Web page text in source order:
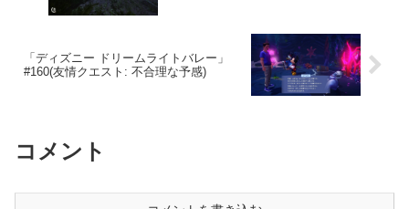
「ディズニー ドリームライトバレー」
#160(友情クエスト: 不合理な予感)
コメント